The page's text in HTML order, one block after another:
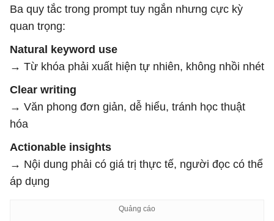
Ba quy tắc trong prompt tuy ngắn nhưng cực kỳ
quan trọng:
Natural keyword use
→ Từ khóa phải xuất hiện tự nhiên, không nhồi nhét
Clear writing
→ Văn phong đơn giản, dễ hiểu, tránh học thuật
hóa
Actionable insights
→ Nội dung phải có giá trị thực tế, người đọc có thể
áp dụng